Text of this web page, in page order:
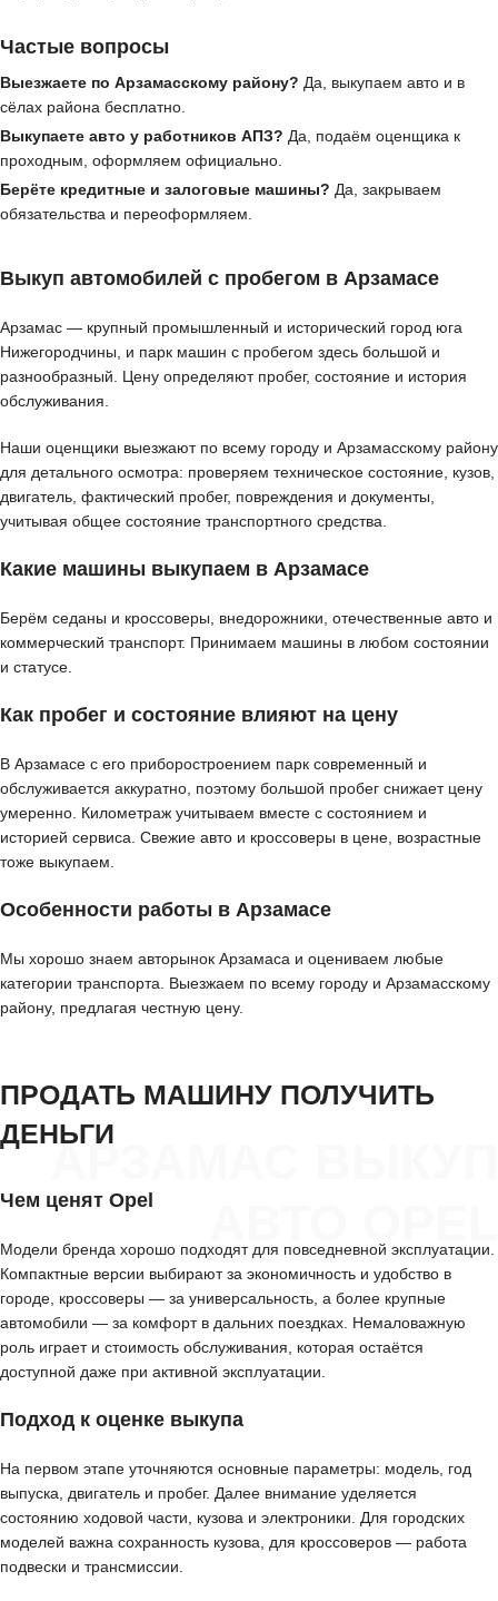
Частые вопросы
Выезжаете по Арзамасскому району? Да, выкупаем авто и в
сёлах района бесплатно.
Выкупаете авто у работников АПЗ? Да, подаём оценщика к
проходным, оформляем официально.
Берёте кредитные и залоговые машины? Да, закрываем
обязательства и переоформляем.
Выкуп автомобилей с пробегом в Арзамасе
Арзамас — крупный промышленный и исторический город юга
Нижегородчины, и парк машин с пробегом здесь большой и
разнообразный. Цену определяют пробег, состояние и история
обслуживания.
Наши оценщики выезжают по всему городу и Арзамасскому району
для детального осмотра: проверяем техническое состояние, кузов,
двигатель, фактический пробег, повреждения и документы,
учитывая общее состояние транспортного средства.
Какие машины выкупаем в Арзамасе
Берём седаны и кроссоверы, внедорожники, отечественные авто и
коммерческий транспорт. Принимаем машины в любом состоянии
и статусе.
Как пробег и состояние влияют на цену
В Арзамасе с его приборостроением парк современный и
обслуживается аккуратно, поэтому большой пробег снижает цену
умеренно. Километраж учитываем вместе с состоянием и
историей сервиса. Свежие авто и кроссоверы в цене, возрастные
тоже выкупаем.
Особенности работы в Арзамасе
Мы хорошо знаем авторынок Арзамаса и оцениваем любые
категории транспорта. Выезжаем по всему городу и Арзамасскому
району, предлагая честную цену.
АРЗАМАС ВЫКУП
ПРОДАТЬ МАШИНУ ПОЛУЧИТЬ
ДЕНЬГИ
Чем ценят Opel
Модели бренда хорошо подходят для повседневной эксплуатации.
Компактные версии выбирают за экономичность и удобство в
городе, кроссоверы — за универсальность, а более крупные
автомобили — за комфорт в дальних поездках. Немаловажную
роль играет и стоимость обслуживания, которая остаётся
доступной даже при активной эксплуатации.
Подход к оценке выкупа
На первом этапе уточняются основные параметры: модель, год
выпуска, двигатель и пробег. Далее внимание уделяется
состоянию ходовой части, кузова и электроники. Для городских
моделей важна сохранность кузова, для кроссоверов — работа
подвески и трансмиссии.